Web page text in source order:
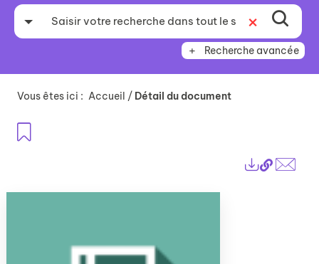
Recherche avancée
Vous êtes ici : Accueil / Détail du document
Lien